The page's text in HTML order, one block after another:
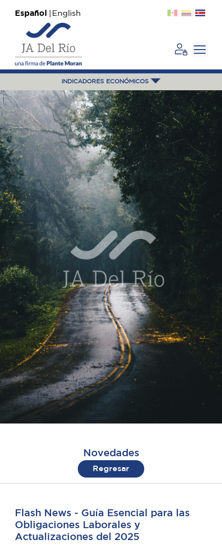
Español English
INDICADORES ECONÓMICOS
Novedades
Regresar
Flash News - Guía Esencial para las
Obligaciones Laborales y
Actualizaciones del 2025